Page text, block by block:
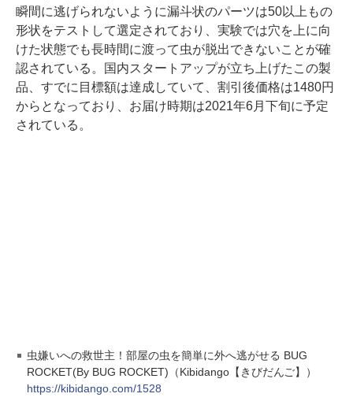
瞬間に逃げられないように漏斗状のパーツは50以上もの
形状をテストして選定されており、実験では穴を上に向
けた状態でも長時間に渡って虫が脱出できないことが確
認されている。国内スタートアップが立ち上げたこの製
品、すでに目標額は達成していて、割引後価格は1480円
からとなっており、お届け時期は2021年6月下旬に予定
されている。
虫嫌いへの救世主！部屋の虫を簡単に外へ逃がせる BUG
ROCKET(By BUG ROCKET)（Kibidango【きびだんご】）
https://kibidango.com/1528